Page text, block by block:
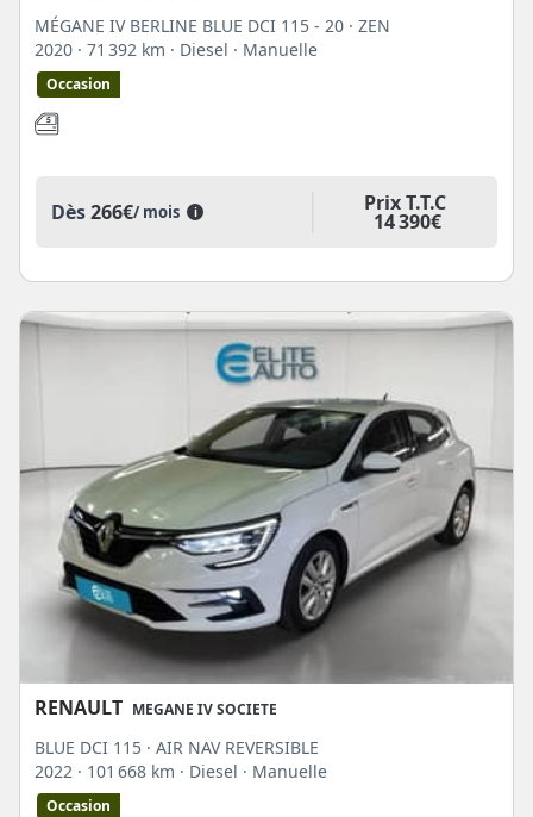
MÉGANE IV BERLINE BLUE DCI 115 - 20 · ZEN
2020 · 71 392 km · Diesel · Manuelle
Occasion
Dès266€/ mois i Prix T.T.C
14 390€
RENAULT MEGANE IV SOCIETE
BLUE DCI 115 · AIR NAV REVERSIBLE
2022 · 101 668 km · Diesel · Manuelle
Occasion